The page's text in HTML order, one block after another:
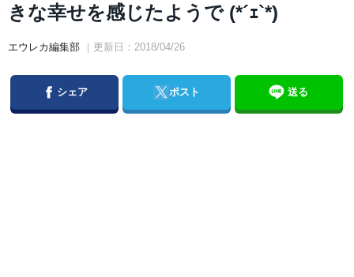
きな幸せを感じたようで (*´ｪ`*)
エウレカ編集部 ｜更新日：2018/04/26
Facebook
シェア Twitterポスト 送る